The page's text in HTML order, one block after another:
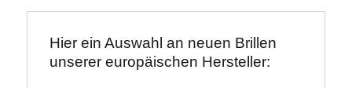
Hier ein Auswahl an neuen Brillen
unserer europäischen Hersteller: